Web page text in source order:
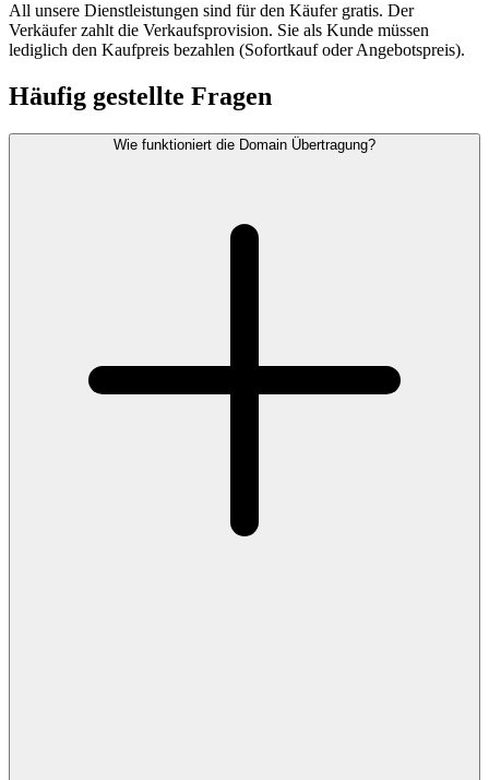
All unsere Dienstleistungen sind für den Käufer gratis. Der
Verkäufer zahlt die Verkaufsprovision. Sie als Kunde müssen
lediglich den Kaufpreis bezahlen (Sofortkauf oder Angebotspreis).
Häufig gestellte Fragen
Wie funktioniert die Domain Übertragung?